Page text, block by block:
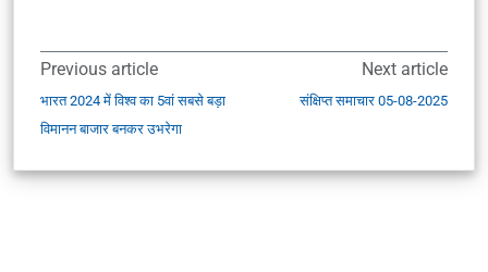
Previous article
भारत 2024 में विश्व का 5वां सबसे बड़ा
विमानन बाजार बनकर उभरेगा
Next article
संक्षिप्त समाचार 05-08-2025